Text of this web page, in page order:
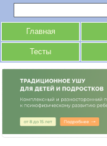
Главная
Тесты